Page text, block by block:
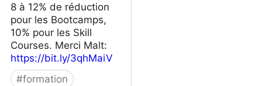
8 à 12% de réduction
pour les Bootcamps,
10% pour les Skill
Courses. Merci Malt:
https://bit.ly/3qhMaiV
#formation